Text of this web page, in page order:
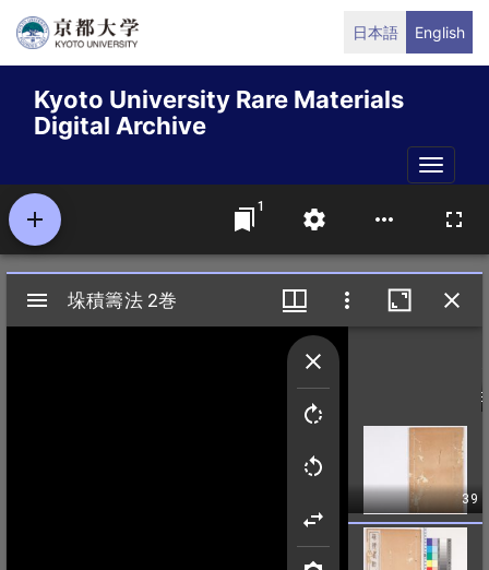
Skip
content
日本語 English
Kyoto University Rare Materials
Digital Archive
Toggle